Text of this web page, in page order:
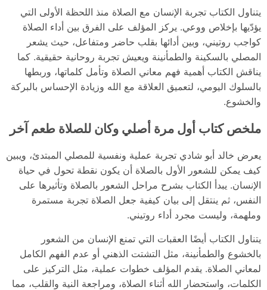
يتناول الكتاب تجربة الإنسان مع الصلاة منذ اللحظة الأولى التي
يؤدّيها بإخلاص ووعي. يركز المؤلف على الفرق بين أداء الصلاة
كواجب روتيني، وبين أدائها بقلب حاضر ومتفاعل، حيث يشعر
المصلي بالسكينة والطمأنينة ويعيش تجربة روحانية حقيقية. كما
يناقش الكتاب أهمية فهم معاني الصلاة وتأمل كلماتها، وربطها
بالسلوك اليومي، لتعميق العلاقة مع الله وزيادة الإحساس بالبركة
والخشوع.
ملخص كتاب أول مرة أصلي وكان للصلاة طعم آخر
يعرض خالد أبو شادي تجربة عملية ونفسية للمصلي المبتدئ، ويبين
كيف يمكن للشعور الأول بالصلاة أن يكون نقطة تحول في حياة
الإنسان. يبدأ الكتاب بشرح مراحل الشعور بالصلاة وتأثيرها على
النفس، ثم ينتقل إلى بيان كيفية جعل الصلاة تجربة مستمرة
وملهمة، وليست مجرد أداء روتيني.
يتناول الكتاب أيضًا العقبات التي تمنع الإنسان من الشعور
بالخشوع والطمأنينة، مثل التشتت الذهني أو عدم الفهم الكامل
لمعاني الصلاة. يقدم المؤلف خطوات عملية، مثل التركيز على
الكلمات، واستحضار الله أثناء الصلاة، ومراجعة النية والقلب، مما